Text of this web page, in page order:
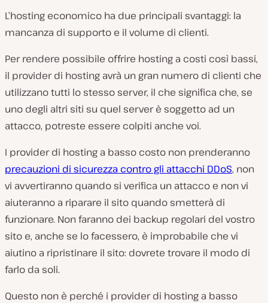
L’hosting economico ha due principali svantaggi: la
mancanza di supporto e il volume di clienti.
Per rendere possibile offrire hosting a costi così bassi,
il provider di hosting avrà un gran numero di clienti che
utilizzano tutti lo stesso server, il che significa che, se
uno degli altri siti su quel server è soggetto ad un
attacco, potreste essere colpiti anche voi.
I provider di hosting a basso costo non prenderanno
precauzioni di sicurezza contro gli attacchi DDoS, non
vi avvertiranno quando si verifica un attacco e non vi
aiuteranno a riparare il sito quando smetterà di
funzionare. Non faranno dei backup regolari del vostro
sito e, anche se lo facessero, è improbabile che vi
aiutino a ripristinare il sito: dovrete trovare il modo di
farlo da soli.
Questo non è perché i provider di hosting a basso